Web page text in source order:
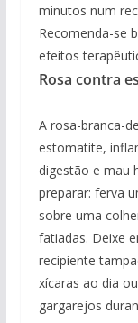
minutos num
Recomenda-se
efeitos
Rosa contra
A rosa-branca-
estomatite,
digestão e mau
preparar: ferva
sobre uma
fatiadas. Deixe
recipiente
xícaras ao dia
gargarejos